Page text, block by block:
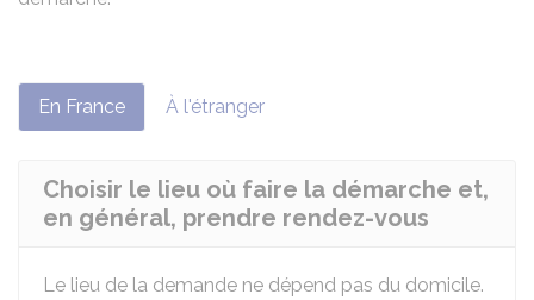
En France À l'étranger
Choisir le lieu où faire la démarche et,
en général, prendre rendez-vous
Le lieu de la demande ne dépend pas du domicile.